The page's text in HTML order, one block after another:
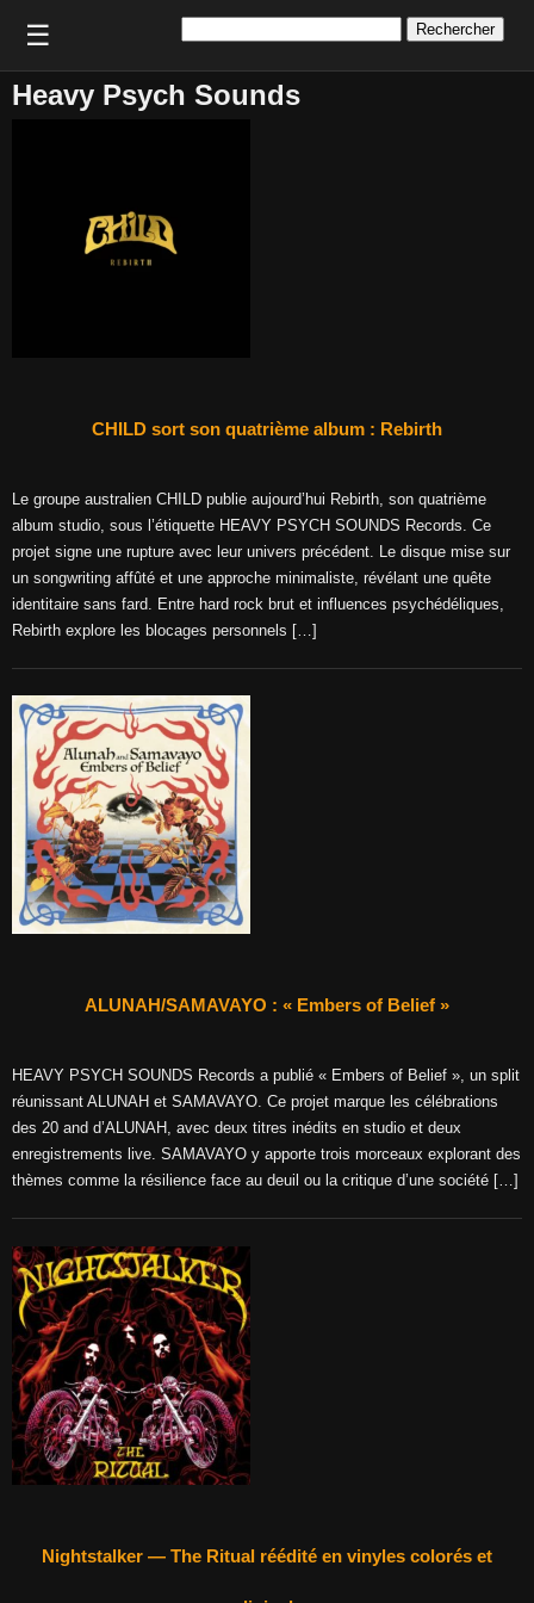
☰
Heavy Psych Sounds
CHILD sort son quatrième album : Rebirth
Le groupe australien CHILD publie aujourd’hui Rebirth, son quatrième
album studio, sous l’étiquette HEAVY PSYCH SOUNDS Records. Ce
projet signe une rupture avec leur univers précédent. Le disque mise sur
un songwriting affûté et une approche minimaliste, révélant une quête
identitaire sans fard. Entre hard rock brut et influences psychédéliques,
Rebirth explore les blocages personnels […]
ALUNAH/SAMAVAYO : « Embers of Belief »
HEAVY PSYCH SOUNDS Records a publié « Embers of Belief », un split
réunissant ALUNAH et SAMAVAYO. Ce projet marque les célébrations
des 20 and d’ALUNAH, avec deux titres inédits en studio et deux
enregistrements live. SAMAVAYO y apporte trois morceaux explorant des
thèmes comme la résilience face au deuil ou la critique d’une société […]
Nightstalker — The Ritual réédité en vinyles colorés et